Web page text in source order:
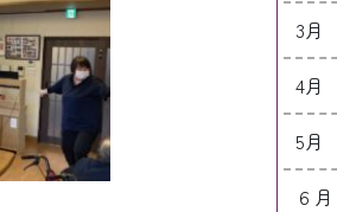
3月
4月
5月
６月